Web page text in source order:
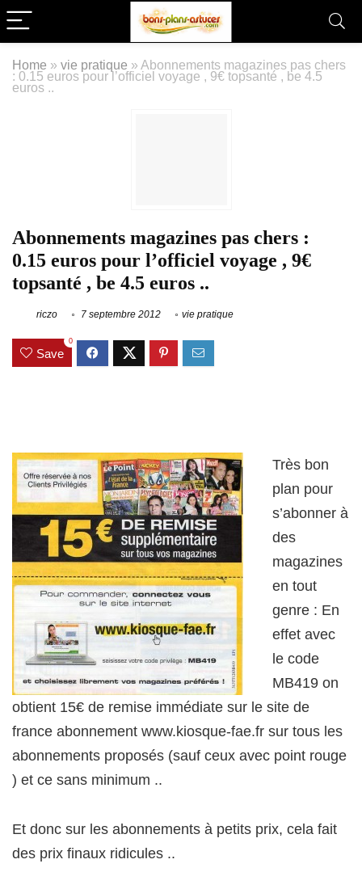
Home » vie pratique » Abonnements magazines pas chers
: 0.15 euros pour l’officiel voyage , 9€ topsanté , be 4.5
euros ..
Abonnements magazines pas chers :
0.15 euros pour l’officiel voyage , 9€
topsanté , be 4.5 euros ..
riczo 7 septembre 2012 vie pratique
Save
0
Très bon
plan pour
s’abonner à
des
magazines
en tout
genre : En
effet avec
le code
MB419 on
obtient 15€ de remise immédiate sur le site de
france abonnement www.kiosque-fae.fr sur tous les
abonnements proposés (sauf ceux avec point rouge
) et ce sans minimum ..
Et donc sur les abonnements à petits prix, cela fait
des prix finaux ridicules ..